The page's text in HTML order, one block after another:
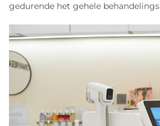
gedurende het gehele